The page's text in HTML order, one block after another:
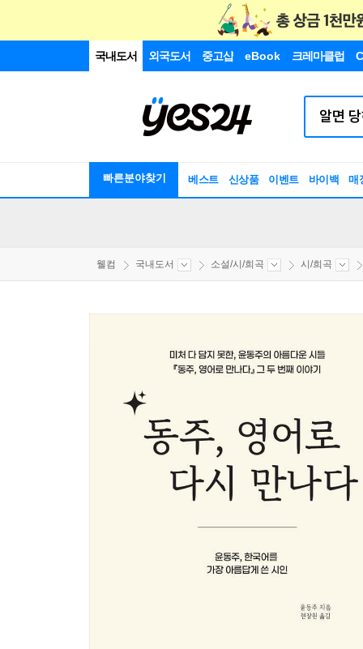
국내도서 외국도서 중고샵 eBook 크레마클럽
빠른분야찾기 베스트 신상품 이벤트 바이백 매
웰컴 국내도서 소설/시/희곡 시/희곡